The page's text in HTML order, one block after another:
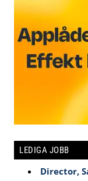
LEDIGA JOBB
Director,